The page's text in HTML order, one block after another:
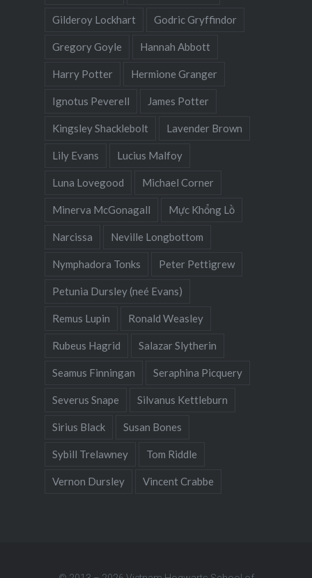
Gilderoy Lockhart Godric Gryffindor
Gregory Goyle Hannah Abbott
Harry Potter Hermione Granger
Ignotus Peverell James Potter
Kingsley Shacklebolt Lavender Brown
Lily Evans Lucius Malfoy
Luna Lovegood Michael Corner
Minerva McGonagall Mực Khổng Lồ
Narcissa Neville Longbottom
Nymphadora Tonks Peter Pettigrew
Petunia Dursley (neé Evans)
Remus Lupin Ronald Weasley
Rubeus Hagrid Salazar Slytherin
Seamus Finningan Seraphina Picquery
Severus Snape Silvanus Kettleburn
Sirius Black Susan Bones
Sybill Trelawney Tom Riddle
Vernon Dursley Vincent Crabbe